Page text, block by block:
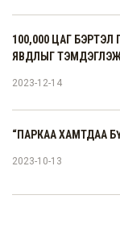
100,000 ЦАГ
ЯВДЛЫГ
2023-12-14
“ПАРКАА ХАМТДАА
2023-10-13